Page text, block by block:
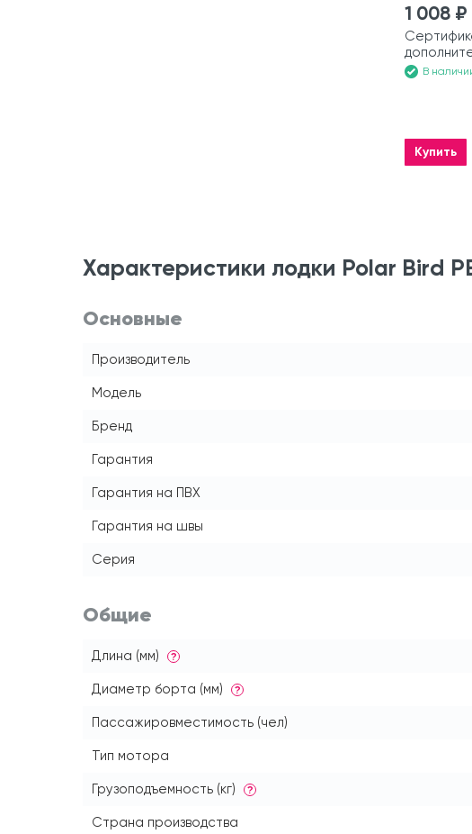
1 008 ₽
на В
Купить
Характеристики лодки Polar Bird
Основные
Производитель
Модель
Бренд
Гарантия
Гарантия на ПВХ
Гарантия на швы
Серия
Общие
Длина (мм) ?
Диаметр борта (мм) ?
Пассажировместимость (чел)
Тип мотора
Грузоподъемность (кг) ?
Страна производства